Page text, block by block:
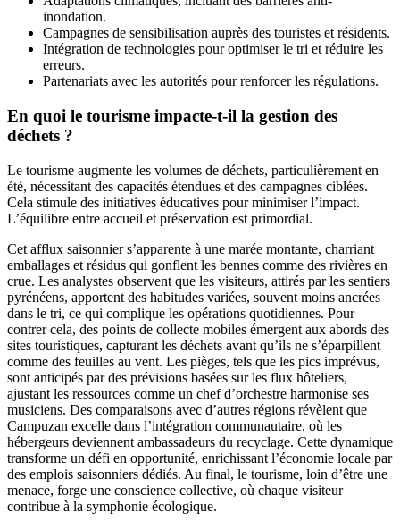
inondation.
Campagnes de sensibilisation auprès des touristes et résidents.
Intégration de technologies pour optimiser le tri et réduire les
erreurs.
Partenariats avec les autorités pour renforcer les régulations.
En quoi le tourisme impacte-t-il la gestion des
déchets ?
Le tourisme augmente les volumes de déchets, particulièrement en
été, nécessitant des capacités étendues et des campagnes ciblées.
Cela stimule des initiatives éducatives pour minimiser l’impact.
L’équilibre entre accueil et préservation est primordial.
Cet afflux saisonnier s’apparente à une marée montante, charriant
emballages et résidus qui gonflent les bennes comme des rivières en
crue. Les analystes observent que les visiteurs, attirés par les sentiers
pyrénéens, apportent des habitudes variées, souvent moins ancrées
dans le tri, ce qui complique les opérations quotidiennes. Pour
contrer cela, des points de collecte mobiles émergent aux abords des
sites touristiques, capturant les déchets avant qu’ils ne s’éparpillent
comme des feuilles au vent. Les pièges, tels que les pics imprévus,
sont anticipés par des prévisions basées sur les flux hôteliers,
ajustant les ressources comme un chef d’orchestre harmonise ses
musiciens. Des comparaisons avec d’autres régions révèlent que
Campuzan excelle dans l’intégration communautaire, où les
hébergeurs deviennent ambassadeurs du recyclage. Cette dynamique
transforme un défi en opportunité, enrichissant l’économie locale par
des emplois saisonniers dédiés. Au final, le tourisme, loin d’être une
menace, forge une conscience collective, où chaque visiteur
contribue à la symphonie écologique.